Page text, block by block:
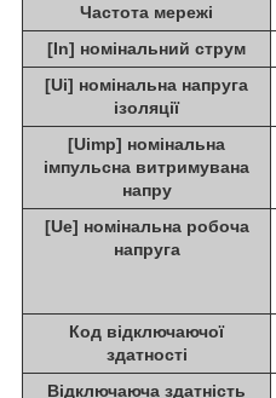
Частота мережі
[In] номінальний струм
[Ui] номінальна напруга
ізоляції
[Uimp] номінальна
імпульсна витримувана
напру
[Ue] номінальна робоча
напруга
Код відключаючої
здатності
Відключаюча здатність